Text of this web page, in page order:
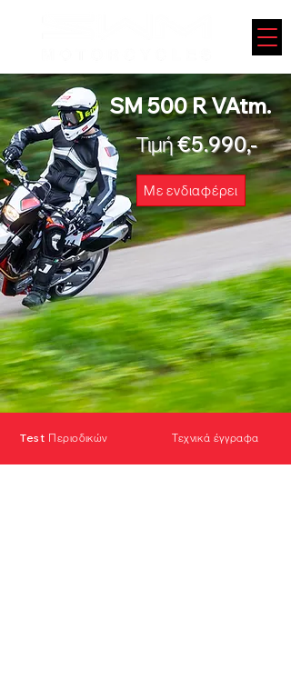
SM 500 R VAtm.
Τιμή €5.990,-
Με ενδιαφέρει
Test Περιοδικών Τεχνικά έγγραφα